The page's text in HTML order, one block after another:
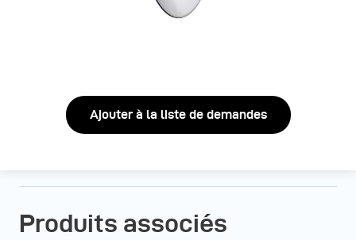
Ajouter à la liste de demandes
Produits associés